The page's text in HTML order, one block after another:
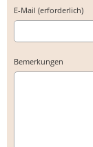
E-Mail (erforderlich)
Bemerkungen